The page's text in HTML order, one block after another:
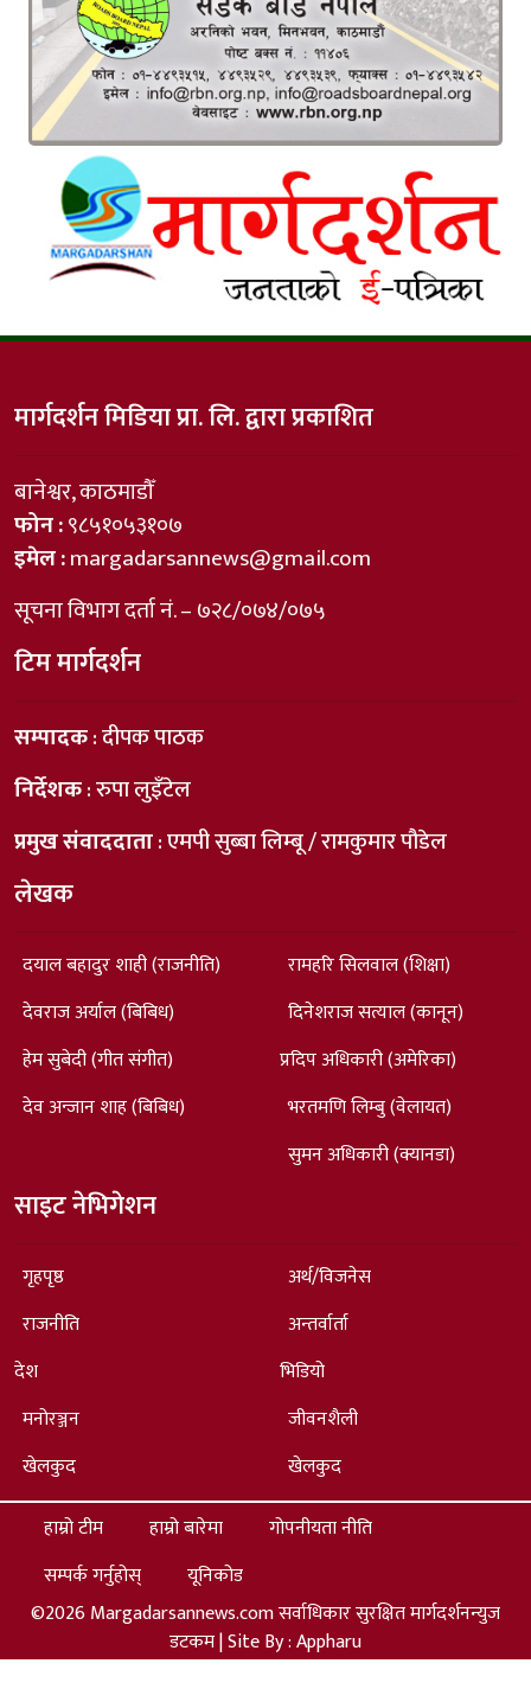
मार्गदर्शन मिडिया प्रा. लि. द्वारा प्रकाशित
बानेश्वर, काठमाडौँ
फोन :९८५१०५३१०७
इमेल :margadarsannews@gmail.com
सूचना विभाग दर्ता नं. – ७२८/०७४/०७५
टिम मार्गदर्शन
सम्पादक: दीपक पाठक
निर्देशक: रुपा लुइँटेल
प्रमुख संवाददाता: एमपी सुब्बा लिम्बू / रामकुमार पौडेल
लेखक
दयाल बहादुर शाही (राजनीति)
देवराज अर्याल (बिबिध)
हेम सुबेदी (गीत संगीत)
देव अन्जान शाह (बिबिध)
रामहरि सिलवाल (शिक्षा)
दिनेशराज सत्याल (कानून)
प्रदिप अधिकारी (अमेरिका)
भरतमणि लिम्बु (वेलायत)
सुमन अधिकारी (क्यानडा)
साइट नेभिगेशन
गृहपृष्ठ
राजनीति
देश
मनोरञ्जन
खेलकुद
अर्थ/विजनेस
अन्तर्वार्ता
भिडियो
जीवनशैली
खेलकुद
हाम्रो टीम
हाम्रो बारेमा
गोपनीयता नीति
सम्पर्क गर्नुहोस्
यूनिकोड
©2026 Margadarsannews.com सर्वाधिकार सुरक्षित मार्गदर्शनन्युज
डटकम | Site By :Appharu